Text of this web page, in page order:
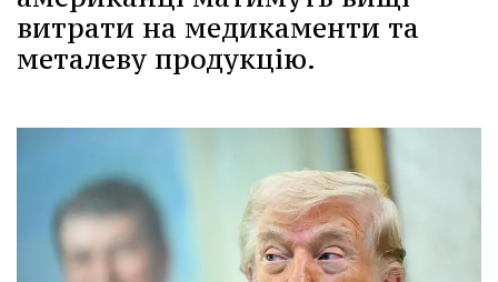
витрати на медикаменти та
металеву продукцію.